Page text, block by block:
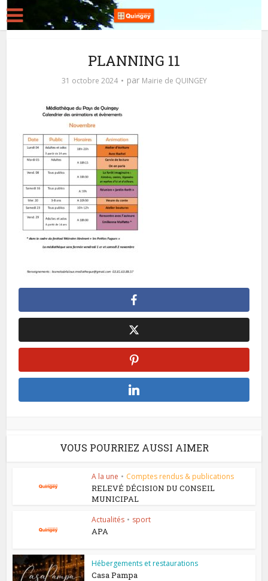
PLANNING 11
31 octobre 2024 par Mairie de QUINGEY
VOUS POURRIEZ AUSSI AIMER
A la une • Comptes rendus & publications
RELEVÉ DÉCISION DU CONSEIL
MUNICIPAL
Actualités • sport
APA
Hébergements et restaurations
Casa Pampa